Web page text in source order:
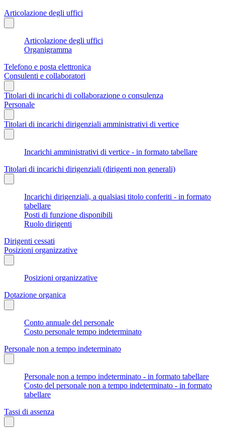
Articolazione degli uffici
Articolazione degli uffici
Organigramma
Telefono e posta elettronica
Consulenti e collaboratori
Titolari di incarichi di collaborazione o consulenza
Personale
Titolari di incarichi dirigenziali amministrativi di vertice
Incarichi amministrativi di vertice - in formato tabellare
Titolari di incarichi dirigenziali (dirigenti non generali)
Incarichi dirigenziali, a qualsiasi titolo conferiti - in formato
tabellare
Posti di funzione disponibili
Ruolo dirigenti
Dirigenti cessati
Posizioni organizzative
Posizioni organizzative
Dotazione organica
Conto annuale del personale
Costo personale tempo indeterminato
Personale non a tempo indeterminato
Personale non a tempo indeterminato - in formato tabellare
Costo del personale non a tempo indeterminato - in formato
tabellare
Tassi di assenza